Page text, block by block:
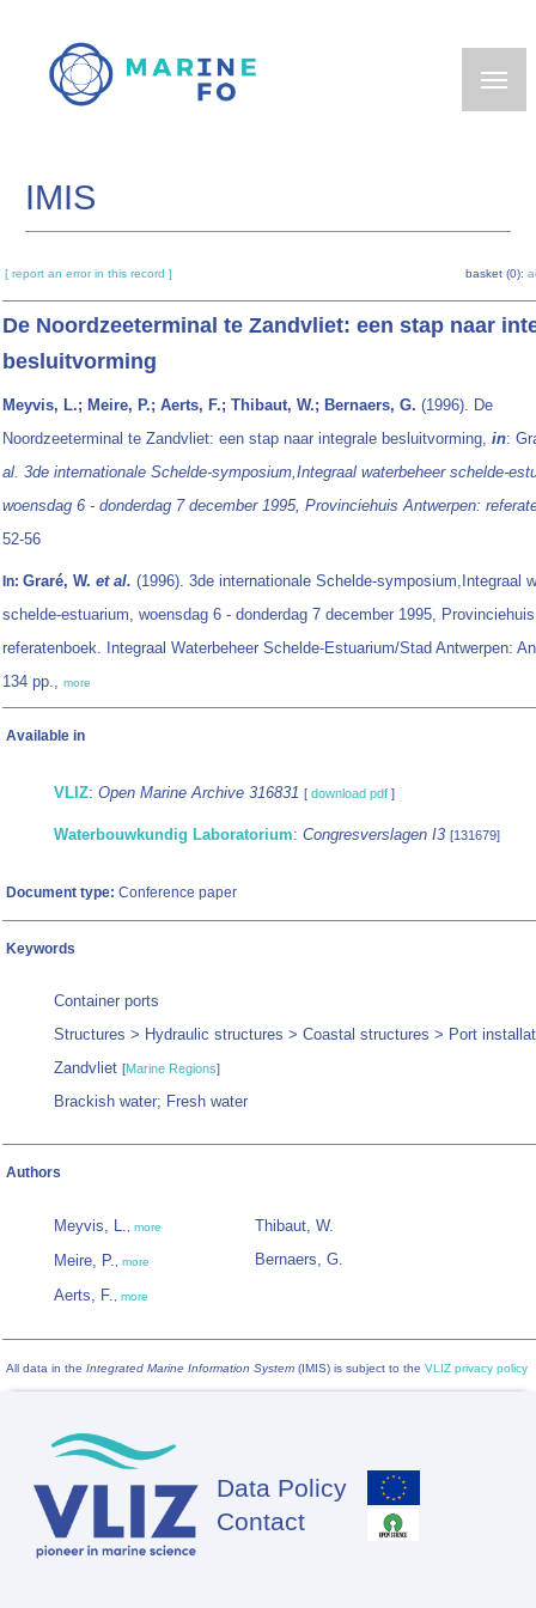
main
IMIS
[ report an error in this record ] basket (0):
De Noordzeeterminal te Zandvliet: een stap naar
besluitvorming
Meyvis, L.; Meire, P.; Aerts, F.; Thibaut, W.; Bernaers, G. (1996). De
Noordzeeterminal te Zandvliet: een stap naar integrale besluitvorming, in:
al. 3de internationale Schelde-symposium,Integraal waterbeheer schelde-
woensdag 6 - donderdag 7 december 1995, Provinciehuis Antwerpen:
52-56
In: Graré, W. et al. (1996). 3de internationale Schelde-symposium,Integraal
schelde-estuarium, woensdag 6 - donderdag 7 december 1995,
referatenboek. Integraal Waterbeheer Schelde-Estuarium/Stad Antwerpen:
134 pp., more
Available in
VLIZ: Open Marine Archive 316831 [ download pdf ]
Waterbouwkundig Laboratorium: Congresverslagen I3 [131679]
Document type: Conference paper
Keywords
Container ports
Structures > Hydraulic structures > Coastal structures > Port
Zandvliet [Marine Regions]
Brackish water; Fresh water
Authors
Meyvis, L., more
Meire, P., more
Aerts, F., more
Thibaut, W.
Bernaers, G.
All data in the Integrated Marine Information System (IMIS) is subject to the VLIZ privacy policy
Footer
Data Policy
Contact